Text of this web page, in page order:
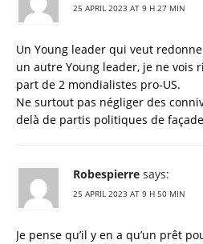
25 APRIL 2023 AT 9 H 27 MIN
Un Young leader qui veut
un autre Young leader, je ne vois
part de 2 mondialistes pro-US.
Ne surtout pas négliger des
delà de partis politiques de
Robespierre says:
25 APRIL 2023 AT 9 H 50 MIN
Je pense qu’il y en a qu’un prêt